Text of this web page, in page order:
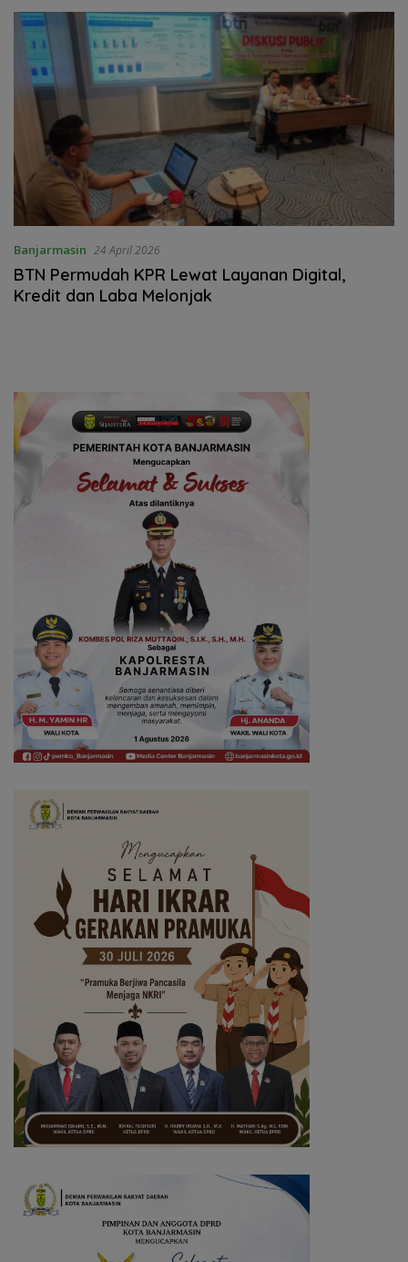
Banjarmasin 24 April 2026
BTN Permudah KPR Lewat Layanan Digital,
Kredit dan Laba Melonjak